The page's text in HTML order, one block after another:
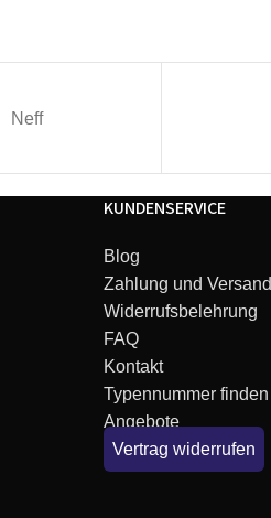
Neff
KUNDENSERVICE
Blog
Zahlung und Versand
Widerrufsbelehrung
FAQ
Kontakt
Typennummer finden
Angebote
Vertrag widerrufen